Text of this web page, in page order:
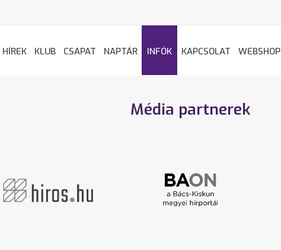
HÍREK KLUB CSAPAT NAPTÁR INFÓK KAPCSOLAT WEBSHOP
Média partnerek